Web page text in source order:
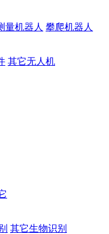
量机器人 攀爬机器人
其它无人机
其它生物识别